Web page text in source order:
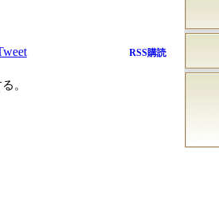
RSS購読
。